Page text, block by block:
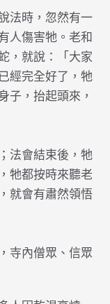
法時，忽然有一
人傷害牠。老和
，就說：「大家
經完全好了，牠
子，抬起頭來，
法會結束後，牠
牠都按時來聽老
就會有肅然領悟
寺內僧眾、信眾